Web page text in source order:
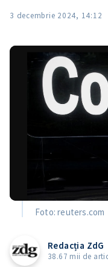
3 decembrie 2024, 14:12
Foto: reuters.com
Redacția ZdG
38.67 mii de